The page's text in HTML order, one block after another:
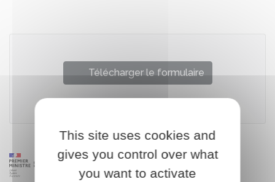
Télécharger le formulaire
This site uses cookies and
gives you control over what
you want to activate